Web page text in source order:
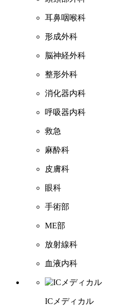
耳鼻咽喉科
形成外科
脳神経外科
整形外科
消化器内科
呼吸器内科
救急
麻酔科
皮膚科
眼科
手術部
ME部
放射線科
血液内科
ICメディカル